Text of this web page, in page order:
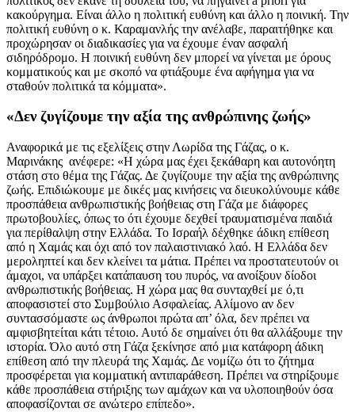
κακούργημα. Είναι άλλο η πολιτική ευθύνη και άλλο η ποινική. Την
πολιτική ευθύνη ο κ. Καραμανλής την ανέλαβε, παραιτήθηκε και
προχώρησαν οι διαδικασίες για να έχουμε έναν ασφαλή
σιδηρόδρομο. Η ποινική ευθύνη δεν μπορεί να γίνεται με όρους
κομματικούς και με σκοπό να φτιάξουμε ένα αφήγημα για να
σταθούν πολιτικά τα κόμματα».
«Δεν ζυγίζουμε την αξία της ανθρώπινης ζωής»
Αναφορικά με τις εξελίξεις στην Λωρίδα της Γάζας, ο κ.
Μαρινάκης ανέφερε: «Η χώρα μας έχει ξεκάθαρη και αυτονόητη
στάση στο θέμα της Γάζας. Δε ζυγίζουμε την αξία της ανθρώπινης
ζωής. Επιδιώκουμε με δικές μας κινήσεις να διευκολύνουμε κάθε
προσπάθεια ανθρωπιστικής βοήθειας στη Γάζα με διάφορες
πρωτοβουλίες, όπως το ότι έχουμε δεχθεί τραυματισμένα παιδιά
για περίθαλψη στην Ελλάδα. Το Ισραήλ δέχθηκε άδικη επίθεση
από η Χαμάς και όχι από τον παλαιστινιακό λαό. Η Ελλάδα δεν
μεροληπτεί και δεν κλείνει τα μάτια. Πρέπει να προστατευτούν οι
άμαχοι, να υπάρξει κατάπαυση του πυρός, να ανοίξουν δίοδοι
ανθρωπιστικής βοήθειας. Η χώρα μας θα συνταχθεί με ό,τι
αποφασιστεί στο Συμβούλιο Ασφαλείας. Αλίμονο αν δεν
συντασσόμαστε ως άνθρωποι πρώτα απ’ όλα, δεν πρέπει να
αμφισβητείται κάτι τέτοιο. Αυτό δε σημαίνει ότι θα αλλάξουμε την
ιστορία. Όλο αυτό στη Γάζα ξεκίνησε από μια κατάφορη άδικη
επίθεση από την πλευρά της Χαμάς. Δε νομίζω ότι το ζήτημα
προσφέρεται για κομματική αντιπαράθεση. Πρέπει να στηρίξουμε
κάθε προσπάθεια στήριξης των αμάχων και να υλοποιηθούν όσα
αποφασίζονται σε ανώτερο επίπεδο».